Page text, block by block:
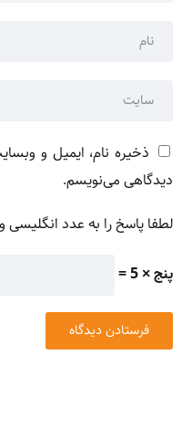
ذخیره نام، ایمیل و
دیدگاهی می‌نویسم.
لطفا پاسخ را به عدد انگلیسی
پنج × 5 =